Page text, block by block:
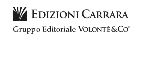
Salta
contenuto